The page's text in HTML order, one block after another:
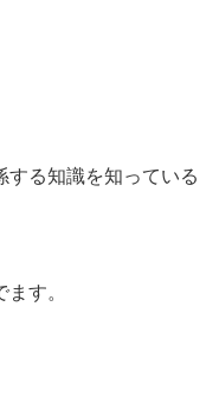
する知識を知っている
す。